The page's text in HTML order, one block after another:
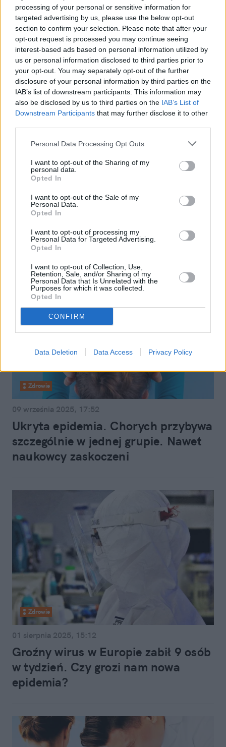
processing of your personal or sensitive information for
targeted advertising by us, please use the below opt-out
section to confirm your selection. Please note that after your
opt-out request is processed you may continue seeing
interest-based ads based on personal information utilized by
us or personal information disclosed to third parties prior to
your opt-out. You may separately opt-out of the further
disclosure of your personal information by third parties on the
IAB’s list of downstream participants. This information may
also be disclosed by us to third parties on the IAB’s List of
Downstream Participants that may further disclose it to other
Personal Data Processing Opt Outs
I want to opt-out of the Sharing of my
personal data.
Opted In
I want to opt-out of the Sale of my
Personal Data.
Opted In
I want to opt-out of processing my
Personal Data for Targeted Advertising.
Opted In
I want to opt-out of Collection, Use,
Retention, Sale, and/or Sharing of my
Personal Data that Is Unrelated with the
Purposes for which it was collected.
Opted In
CONFIRM
Data Deletion Data Access Privacy Policy
nie dawali żadnych szans
Zdrowie
09 września 2025, 19:36
Wyrostek robaczkowy jest mały, ale
bywa wielkim problemem. Historia
Doroty Gardias to przestroga
Zdrowie
09 września 2025, 17:52
Ukryta epidemia. Chorych przybywa
szczególnie w jednej grupie. Nawet
naukowcy zaskoczeni
Zdrowie
01 sierpnia 2025, 15:12
Groźny wirus w Europie zabił 9 osób
w tydzień. Czy grozi nam nowa
epidemia?